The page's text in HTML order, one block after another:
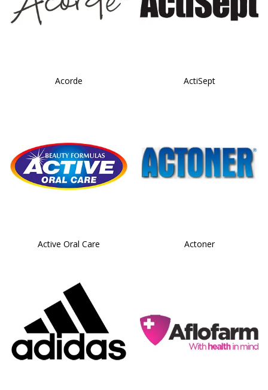
Acorde ActiSept
Active Oral Care Actoner